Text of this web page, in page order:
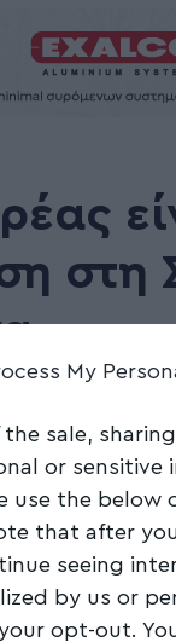
My
sale,
or
use the
that after
seeing
by us or
opt-out.
στη